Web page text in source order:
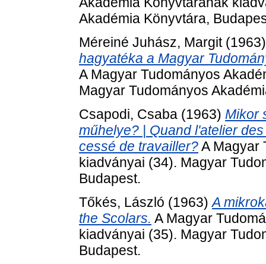
Akadémia Könyvtára,
Méreiné Juhász, Margit
hagyatéka a Magyar
A Magyar Tudományos
Magyar Tudományos
Csapodi, Csaba (1963) Mikor
műhelye? | Quand l'atelier
cessé de travailler?A Magyar
kiadványai (34). Magyar
Budapest.
Tőkés, László (1963)A
the Scolars. A Magyar
kiadványai (35). Magyar
Budapest.